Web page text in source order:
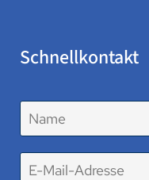
Schnellkontakt